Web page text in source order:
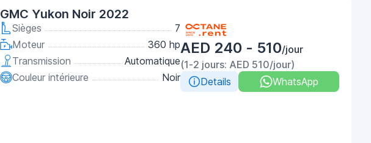
GMC Yukon Noir 2022
Sièges
7
Moteur
360 hp
Transmission
Automatique
Couleur intérieure
Noir
AED 240 - 510/jour
(1-2 jours: AED 510/jour)
Details
WhatsApp